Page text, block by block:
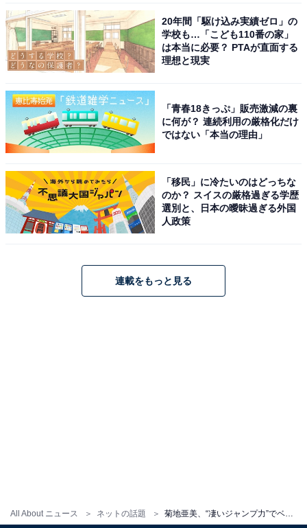
All About ニュース ネットの話題
20年間「駆け込み実績ゼロ」の
学校も…「こども110番の家」
は本当に必要？ PTAが直面する
理想と現実
「青春18きっぷ」販売激減の裏
に何が？ 連続利用の厳格化だけ
ではない「本当の理由」
「移民」に冷たいのはどっちな
のか？ スイスの厳格過ぎる学歴
選別と、日本の曖昧過ぎる外国
人政策
連載をもっと見る